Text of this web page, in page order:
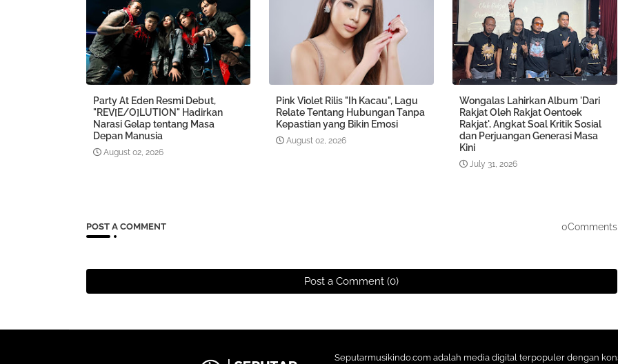
Party At Eden Resmi Debut,
"REV[E/O]LUTION" Hadirkan
Narasi Gelap tentang Masa
Depan Manusia
August 02, 2026
Pink Violet Rilis "Ih Kacau", Lagu
Relate Tentang Hubungan Tanpa
Kepastian yang Bikin Emosi
August 02, 2026
Wongalas Lahirkan Album 'Dari
Rakjat Oleh Rakjat Oentoek
Rakjat', Angkat Soal Kritik Sosial
dan Perjuangan Generasi Masa
Kini
July 31, 2026
POST A COMMENT 0Comments
Post a Comment (0)
Seputarmusikindo.com adalah media digital terpopuler dengan